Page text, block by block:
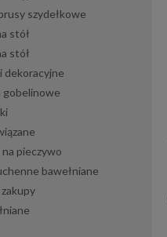
szydełkowe
stół
stół
dekoracyjne
gobelinowe
pieczywo
bawełniane